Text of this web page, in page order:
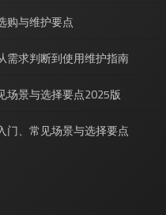
购与维护要点
需求判断到使用维护指南
场景与选择要点2025版
门、常见场景与选择要点